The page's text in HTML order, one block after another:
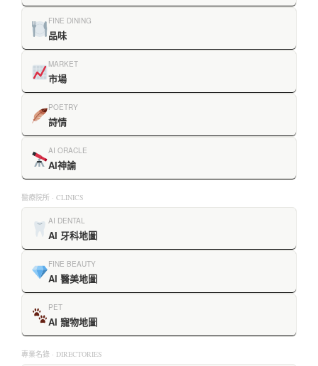
FINE DINING
品味
MARKET
市場
POETRY
詩情
AI ORACLE
AI神諭
醫療院所 · CLINICS
AI DENTAL
AI 牙科地圖
FINE BEAUTY
AI 醫美地圖
PET
AI 寵物地圖
專業名錄 · DIRECTORIES